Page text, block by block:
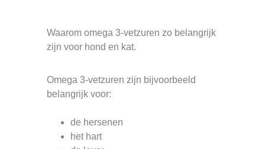
Waarom omega 3-vetzuren zo belangrijk
zijn voor hond en kat.
Omega 3-vetzuren zijn bijvoorbeeld
belangrijk voor:
de hersenen
het hart